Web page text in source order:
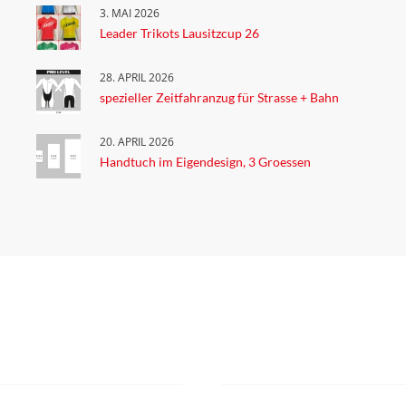
3. MAI 2026
Leader Trikots Lausitzcup 26
28. APRIL 2026
spezieller Zeitfahranzug für Strasse + Bahn
20. APRIL 2026
Handtuch im Eigendesign, 3 Groessen